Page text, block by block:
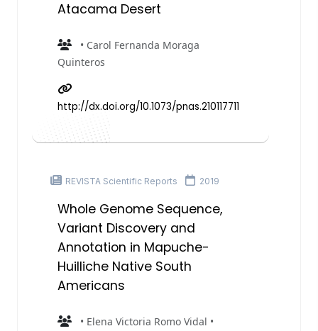
Atacama Desert
• Carol Fernanda Moraga
Quinteros
http://dx.doi.org/10.1073/pnas.210117711
REVISTA Scientific Reports 2019
Whole Genome Sequence,
Variant Discovery and
Annotation in Mapuche-
Huilliche Native South
Americans
• Elena Victoria Romo Vidal •